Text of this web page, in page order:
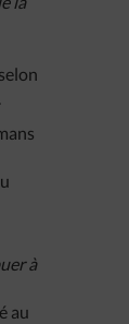
à
au